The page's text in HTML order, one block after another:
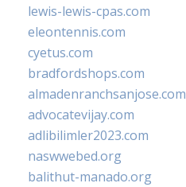
lewis-lewis-cpas.com
eleontennis.com
cyetus.com
bradfordshops.com
almadenranchsanjose.com
advocatevijay.com
adlibilimler2023.com
naswwebed.org
balithut-manado.org